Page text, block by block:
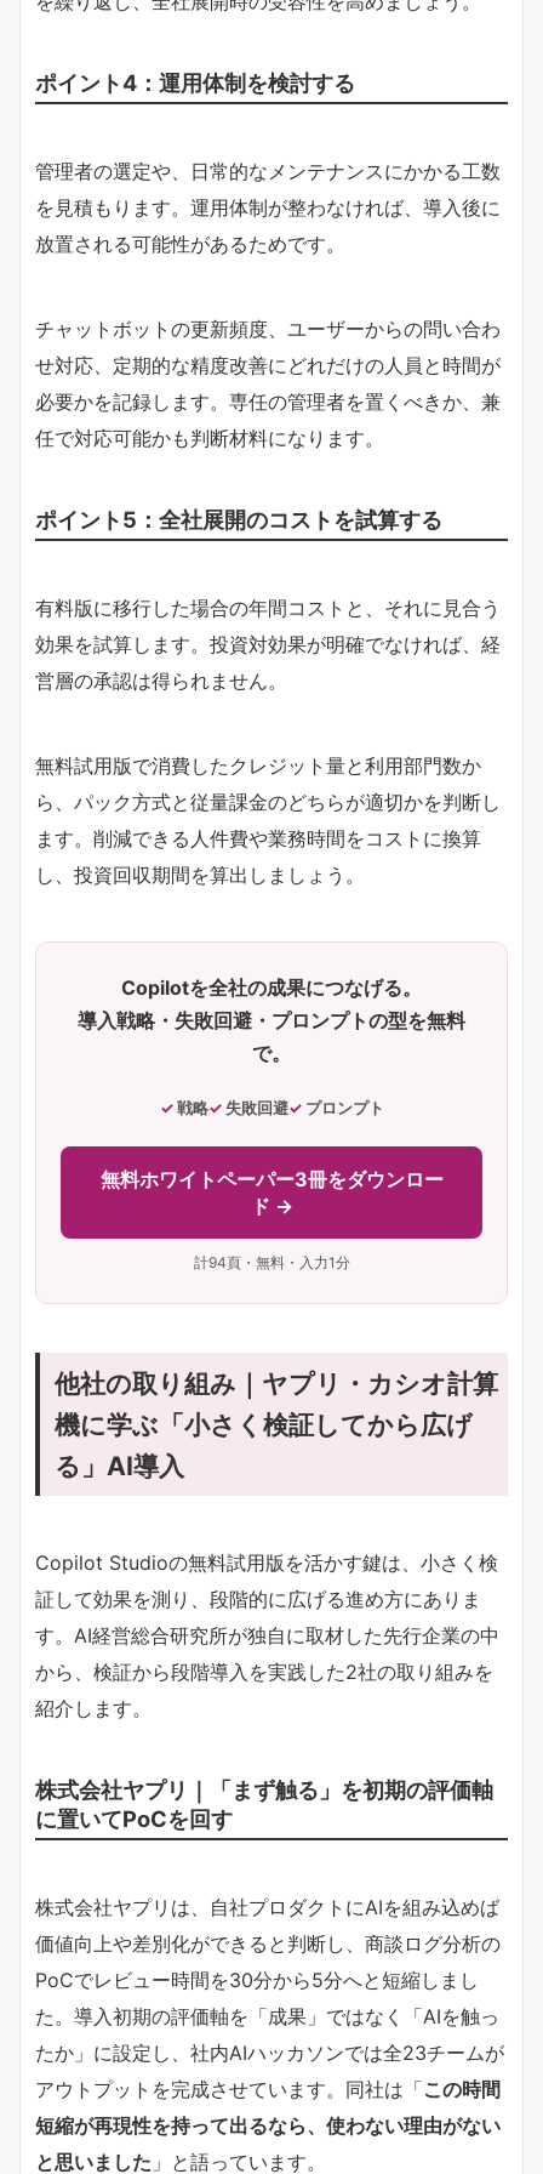
ポイント4：運用体制を検討する
管理者の選定や、日常的なメンテナンスにかかる工数
を見積もります。運用体制が整わなければ、導入後に
放置される可能性があるためです。
チャットボットの更新頻度、ユーザーからの問い合わ
せ対応、定期的な精度改善にどれだけの人員と時間が
必要かを記録します。専任の管理者を置くべきか、兼
任で対応可能かも判断材料になります。
ポイント5：全社展開のコストを試算する
有料版に移行した場合の年間コストと、それに見合う
効果を試算します。投資対効果が明確でなければ、経
営層の承認は得られません。
無料試用版で消費したクレジット量と利用部門数か
ら、パック方式と従量課金のどちらが適切かを判断し
ます。削減できる人件費や業務時間をコストに換算
し、投資回収期間を算出しましょう。
Copilotを全社の成果につなげる。
導入戦略・失敗回避・プロンプトの型を無料
で。
戦略 失敗回避 プロンプト
無料ホワイトペーパー3冊をダウンロー
ド →
計94頁・無料・入力1分
他社の取り組み｜ヤプリ・カシオ計算
機に学ぶ「小さく検証してから広げ
る」AI導入
Copilot Studioの無料試用版を活かす鍵は、小さく検
証して効果を測り、段階的に広げる進め方にありま
す。AI経営総合研究所が独自に取材した先行企業の中
から、検証から段階導入を実践した2社の取り組みを
紹介します。
株式会社ヤプリ｜「まず触る」を初期の評価軸
に置いてPoCを回す
株式会社ヤプリは、自社プロダクトにAIを組み込めば
価値向上や差別化ができると判断し、商談ログ分析の
PoCでレビュー時間を30分から5分へと短縮しまし
た。導入初期の評価軸を「成果」ではなく「AIを触っ
たか」に設定し、社内AIハッカソンでは全23チームが
アウトプットを完成させています。同社は「​​この時間
短縮が再現性を持って出るなら、使わない理由がない
と思いました​ ​」と語っています。